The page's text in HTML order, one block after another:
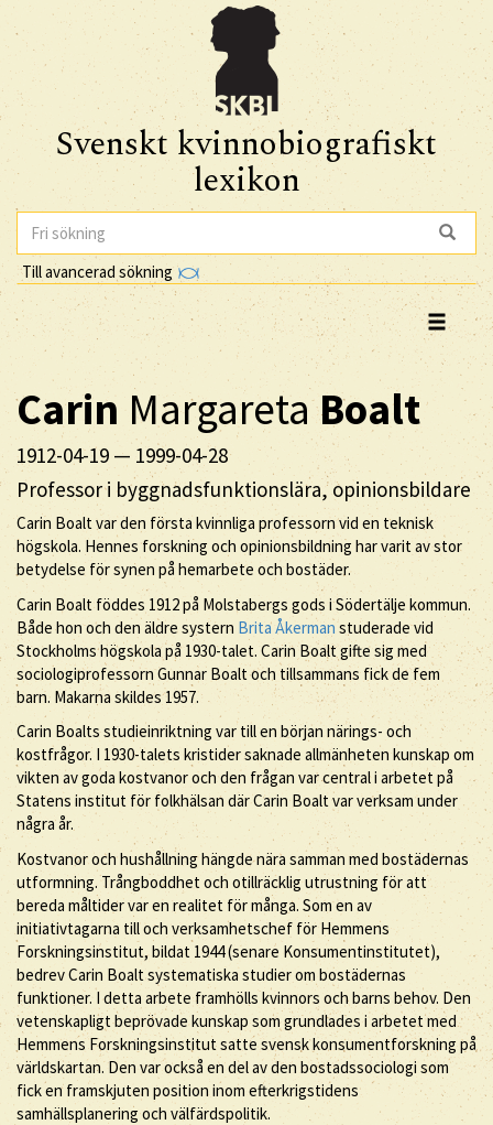
Svenskt kvinnobiografiskt
lexikon
Till avancerad sökning
Carin MargaretaBoalt
1912-04-19 — 1999-04-28
Professor i byggnadsfunktionslära, opinionsbildare
Carin Boalt var den första kvinnliga professorn vid en teknisk
högskola. Hennes forskning och opinionsbildning har varit av stor
betydelse för synen på hemarbete och bostäder.
Carin Boalt föddes 1912 på Molstabergs gods i Södertälje kommun.
Både hon och den äldre systern Brita Åkermanstuderade vid
Stockholms högskola på 1930-talet. Carin Boalt gifte sig med
sociologiprofessorn Gunnar Boalt och tillsammans fick de fem
barn. Makarna skildes 1957.
Carin Boalts studieinriktning var till en början närings- och
kostfrågor. I 1930-talets kristider saknade allmänheten kunskap om
vikten av goda kostvanor och den frågan var central i arbetet på
Statens institut för folkhälsan där Carin Boalt var verksam under
några år.
Kostvanor och hushållning hängde nära samman med bostädernas
utformning. Trångboddhet och otillräcklig utrustning för att
bereda måltider var en realitet för många. Som en av
initiativtagarna till och verksamhetschef för Hemmens
Forskningsinstitut, bildat 1944 (senare Konsumentinstitutet),
bedrev Carin Boalt systematiska studier om bostädernas
funktioner. I detta arbete framhölls kvinnors och barns behov. Den
vetenskapligt beprövade kunskap som grundlades i arbetet med
Hemmens Forskningsinstitut satte svensk konsumentforskning på
världskartan. Den var också en del av den bostadssociologi som
fick en framskjuten position inom efterkrigstidens
samhällsplanering och välfärdspolitik.